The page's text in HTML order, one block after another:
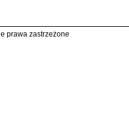
prawa zastrzeżone